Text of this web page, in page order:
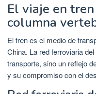
El viaje en
columna
El tren es el medio de
China. La red ferroviaria
transporte, sino un reflejo
y su compromiso con el